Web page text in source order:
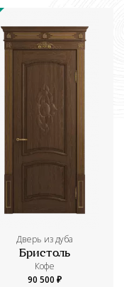
Дверь из дуба
Бристоль
Кофе
90 500 ₽